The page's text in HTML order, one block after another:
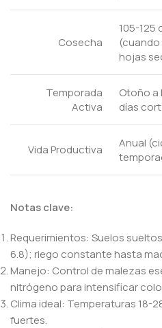
Cosecha
105-125
hojas
Temporada
Activa
Otoño a
días
Vida Productiva
Anual
Notas clave:
Requerimientos: Suelos
6.8); riego constante hasta
Manejo: Control de malezas
nitrógeno para intensificar
Clima ideal: Temperaturas 18-
fuertes.